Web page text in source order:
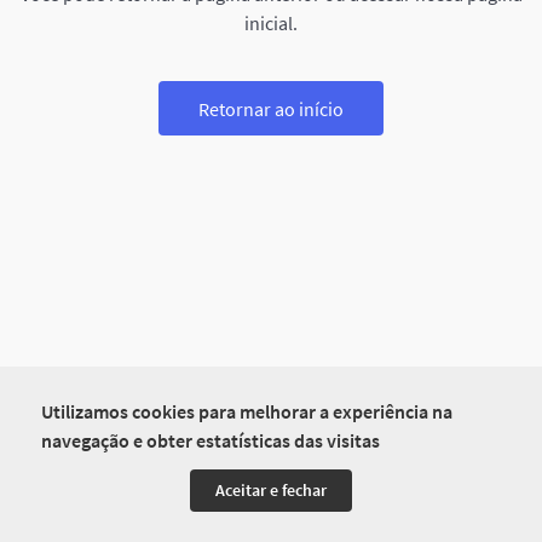
Utilizamos cookies para melhorar a experiência na
navegação e obter estatísticas das visitas
Aceitar e fechar
inicial.
Retornar ao início